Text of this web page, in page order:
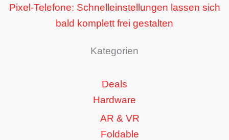
Pixel-Telefone: Schnelleinstellungen lassen sich
bald komplett frei gestalten
Kategorien
Deals
Hardware
AR & VR
Foldable